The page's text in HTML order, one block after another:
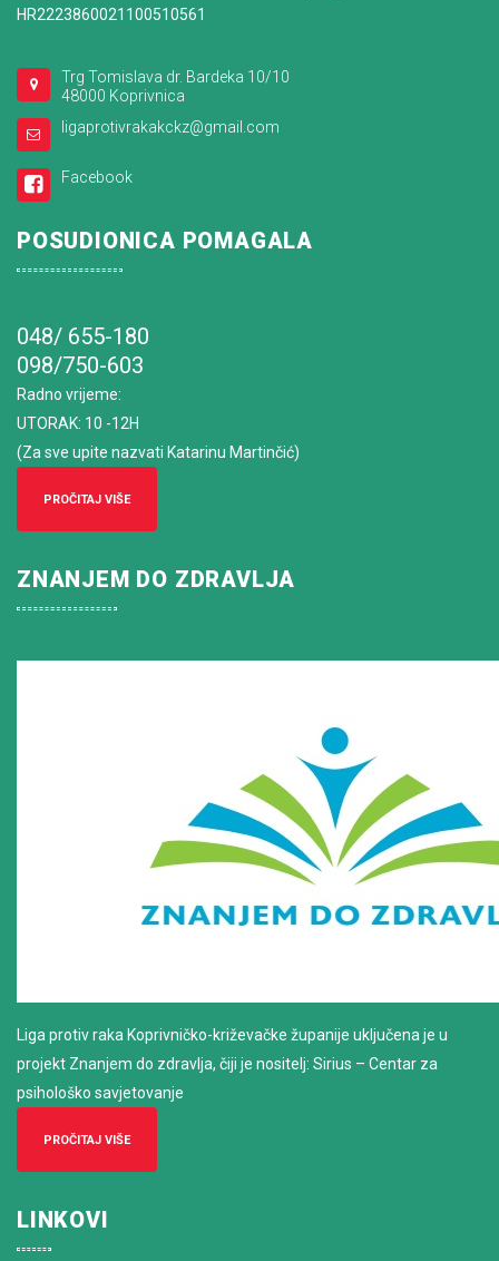
HR2223860021100510561
Trg Tomislava dr. Bardeka 10/10
48000 Koprivnica
ligaprotivrakakckz@gmail.com
Facebook
POSUDIONICA POMAGALA
048/ 655-180
098/750-603
Radno vrijeme:
UTORAK: 10 -12H
(Za sve upite nazvati Katarinu Martinčić)
PROČITAJ VIŠE
ZNANJEM DO ZDRAVLJA
Liga protiv raka Koprivničko-križevačke županije uključena je u
projekt Znanjem do zdravlja, čiji je nositelj: Sirius – Centar za
psihološko savjetovanje
PROČITAJ VIŠE
LINKOVI